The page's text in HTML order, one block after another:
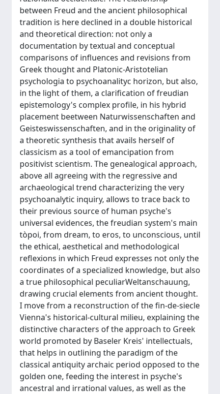
between Freud and the ancient philosophical
tradition is here declined in a double historical
and theoretical direction: not only a
documentation by textual and conceptual
comparisons of influences and revisions from
Greek thought and Platonic-Aristotelian
psychologia to psychoanalityc horizon, but also,
in the light of them, a clarification of freudian
epistemology's complex profile, in his hybrid
placement beetween Naturwissenschaften and
Geisteswissenschaften, and in the originality of
a theoretic synthesis that avails herself of
classicism as a tool of emancipation from
positivist scientism. The genealogical approach,
above all agreeing with the regressive and
archaeological trend characterizing the very
psychoanalytic inquiry, allows to trace back to
their previous source of human psyche's
universal evidences, the freudian system's main
tòpoi, from dream, to eros, to unconscious, until
the ethical, aesthetical and methodological
reflexions in which Freud expresses not only the
coordinates of a specialized knowledge, but also
a true philosophical peculiarWeltanschauung,
drawing crucial elements from ancient thought.
I move from a reconstruction of the fin-de-siecle
Vienna's historical-cultural milieu, explaining the
distinctive characters of the approach to Greek
world promoted by Baseler Kreis' intellectuals,
that helps in outlining the paradigm of the
classical antiquity archaic period opposed to the
golden one, feeding the interest in psyche's
ancestral and irrational values, as well as the